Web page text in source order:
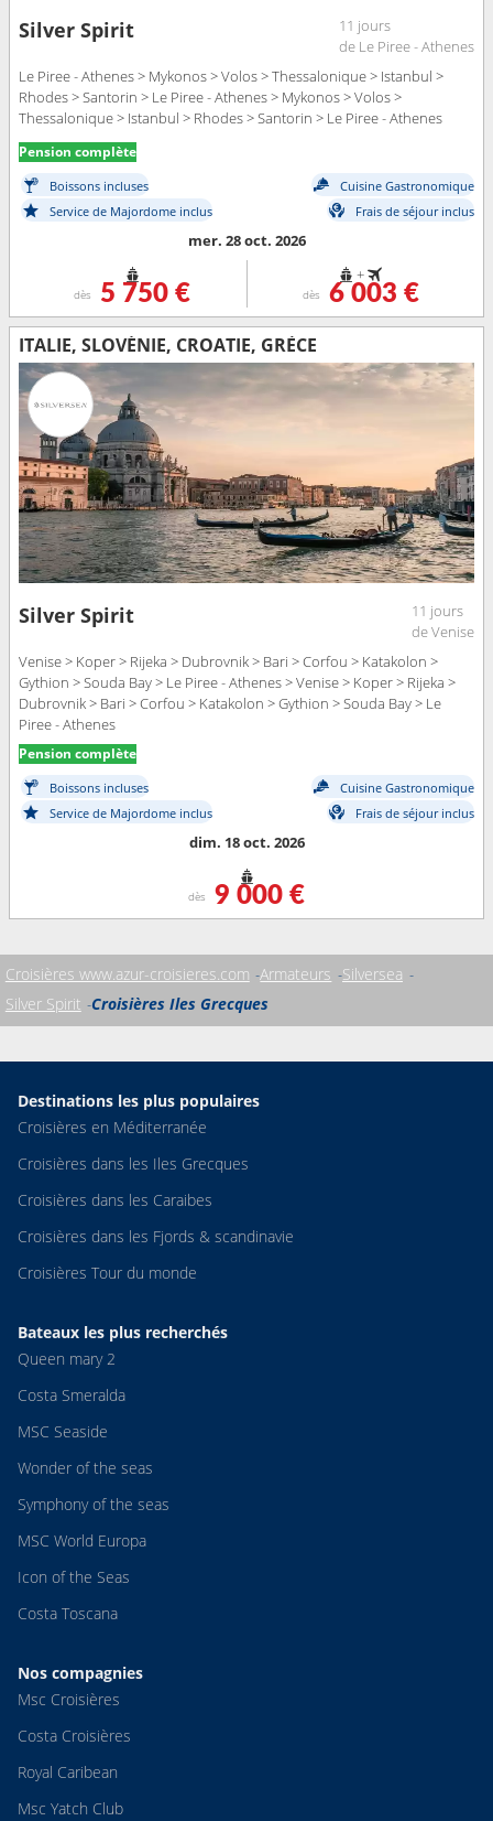
Silver Spirit
11 jours
de Le Piree - Athenes
Le Piree - Athenes > Mykonos > Volos > Thessalonique > Istanbul >
Rhodes > Santorin > Le Piree - Athenes > Mykonos > Volos >
Thessalonique > Istanbul > Rhodes > Santorin > Le Piree - Athenes
Pension complète
Boissons incluses
Cuisine Gastronomique
Service de Majordome inclus
Frais de séjour inclus
mer. 28 oct. 2026
dès 5 750 €
+
dès 6 003 €
ITALIE, SLOVÉNIE, CROATIE, GRÈCE
Silver Spirit
11 jours
de Venise
Venise > Koper > Rijeka > Dubrovnik > Bari > Corfou > Katakolon >
Gythion > Souda Bay > Le Piree - Athenes > Venise > Koper > Rijeka >
Dubrovnik > Bari > Corfou > Katakolon > Gythion > Souda Bay > Le
Piree - Athenes
Pension complète
Boissons incluses
Cuisine Gastronomique
Service de Majordome inclus
Frais de séjour inclus
dim. 18 oct. 2026
dès 9 000 €
Croisières www.azur-croisieres.com Armateurs Silversea
Silver Spirit Croisières Iles Grecques
Destinations les plus populaires
Croisières en Méditerranée
Croisières dans les Iles Grecques
Croisières dans les Caraibes
Croisières dans les Fjords & scandinavie
Croisières Tour du monde
Bateaux les plus recherchés
Queen mary 2
Costa Smeralda
MSC Seaside
Wonder of the seas
Symphony of the seas
MSC World Europa
Icon of the Seas
Costa Toscana
Nos compagnies
Msc Croisières
Costa Croisières
Royal Caribean
Msc Yatch Club